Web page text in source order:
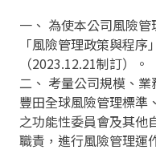
一、 為使本公司風險
「風險管理政策與程
（2023.12.21制訂）。
二、 考量公司規模、
豐田全球風險管理標準
之功能性委員會及其他
職責，進行風險管理運